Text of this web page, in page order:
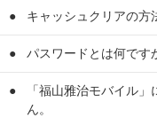
キャッシュクリアの方
パスワードとは何です
「福山雅治モバイル
ん。